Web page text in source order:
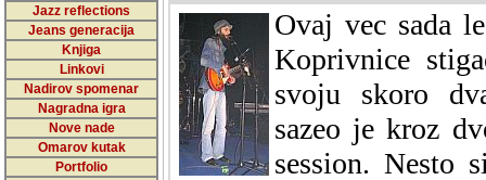
Jazz reflections
Jeans generacija
Knjiga
Linkovi
Nadirov spomenar
Nagradna igra
Nove nade
Omarov kutak
Portfolio
Ovaj vec sada
Koprivnice
svoju skoro
sazeo je kroz
session. Nesto